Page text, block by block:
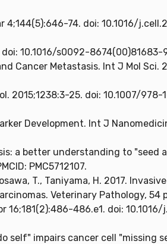
74. doi: 10.1016/
10.1016/s0092-8674(00)81683-
Cancer Metastasis. Int J Mol Sci.
2015;1238:3-25. doi: 10.1007/978-
Development. Int J
a better understanding to "seed
PMC5712107.
T., Taniyama, H. 2017.
Veterinary Pathology, 54
486.e1. doi: 10.1016/
self" impairs cancer cell "missing